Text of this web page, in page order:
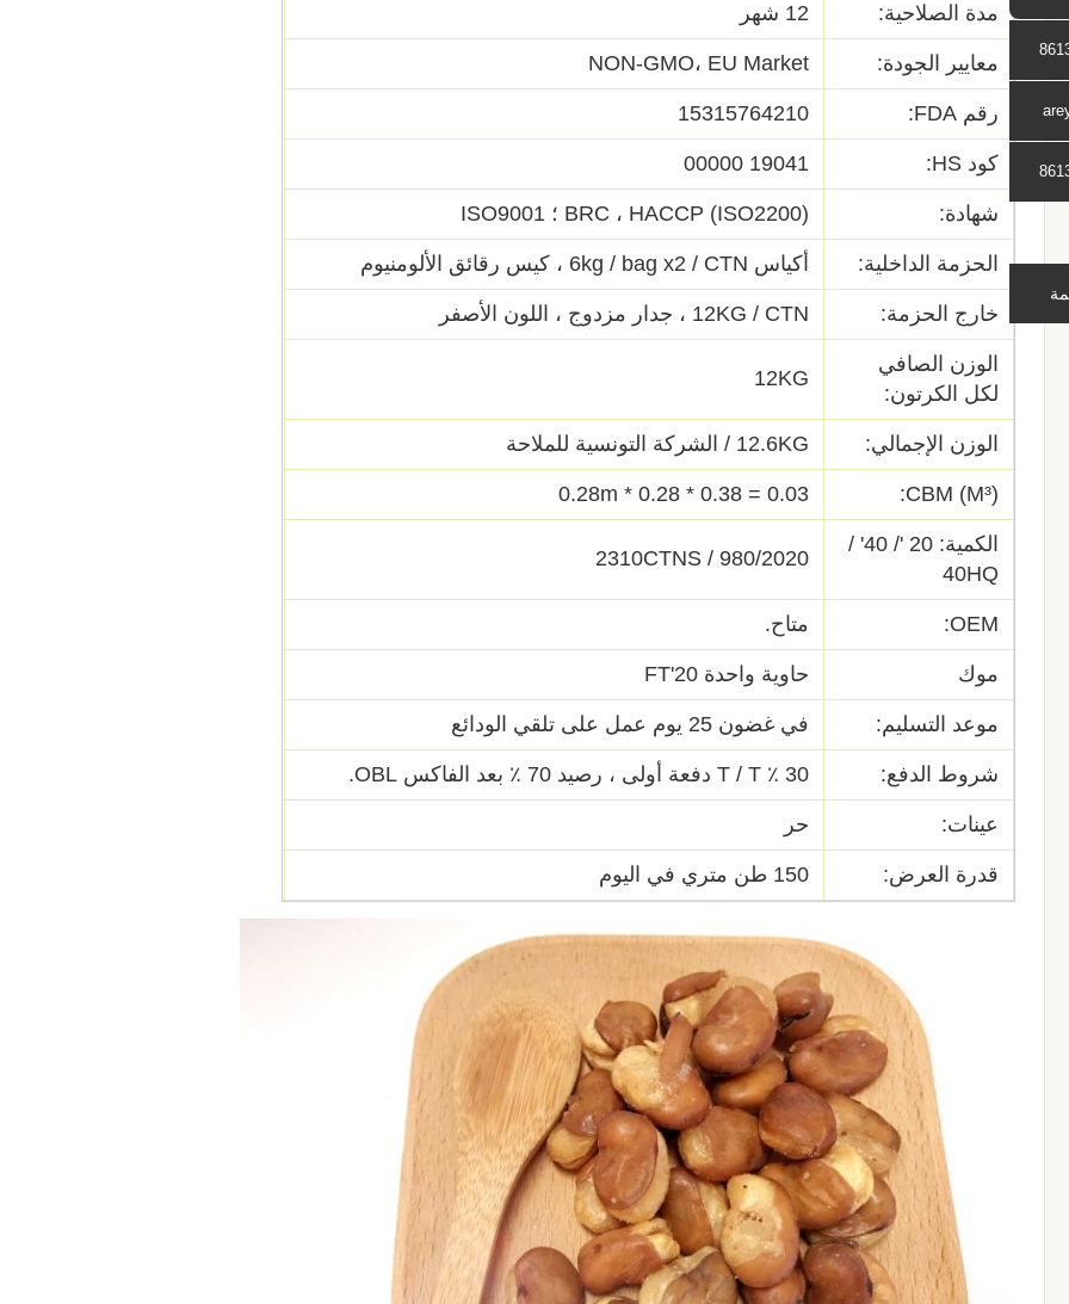
مدة الصلاحية: 12 شهر
معايير الجودة: NON-GMO، EU Market
رقم FDA: 15315764210
كود HS: 19041 00000
شهادة: BRC ، HACCP (ISO2200) ؛ ISO9001
الحزمة الداخلية: أكياس 6kg / bag x2 / CTN ، كيس رقائق الألومنيوم
خارج الحزمة: 12KG / CTN ، جدار مزدوج ، اللون الأصفر
الوزن الصافي
لكل الكرتون:
12KG
الوزن الإجمالي: 12.6KG / الشركة التونسية للملاحة
CBM (M³):
0.03 = 0.38 * 0.28 * 0.28m
الكمية: 20 '/ 40' /
40HQ
980/2020 / 2310CTNS
OEM: متاح.
موك حاوية واحدة 20'FT
موعد التسليم: في غضون 25 يوم عمل على تلقي الودائع
شروط الدفع: 30 ٪ T / T دفعة أولى ، رصيد 70 ٪ بعد الفاكس OBL.
عينات: حر
قدرة العرض: 150 طن متري في اليوم